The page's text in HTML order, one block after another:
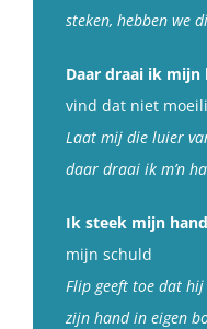
steken, hebben we
Daar draai ik
vind dat niet
Laat mij die luier
daar draai ik m’n
Ik steek mijn
mijn schuld
Flip geeft toe dat
zijn hand in eigen